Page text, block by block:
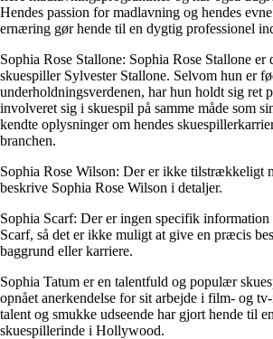
Hendes passion for madlavning og hendes
ernæring gør hende til en dygtig professionel
Sophia Rose Stallone: Sophia Rose Stallone er
skuespiller Sylvester Stallone. Selvom hun er
underholdningsverdenen, har hun holdt sig ret
involveret sig i skuespil på samme måde som
kendte oplysninger om hendes
branchen.
Sophia Rose Wilson: Der er ikke tilstrækkeligt
beskrive Sophia Rose Wilson i detaljer.
Sophia Scarf: Der er ingen specifik
Scarf, så det er ikke muligt at give en præcis
baggrund eller karriere.
Sophia Tatum er en talentfuld og populær
opnået anerkendelse for sit arbejde i film- og
talent og smukke udseende har gjort hende til
skuespillerinde i Hollywood.